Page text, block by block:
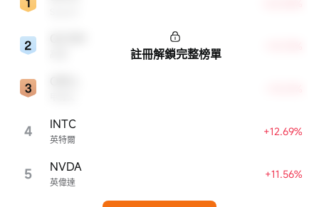
4 英特爾
INTC +12.69%
5 英偉達
NVDA +11.56%
註冊解鎖完整榜單